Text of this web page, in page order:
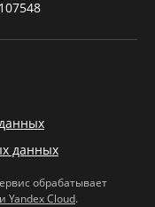
данных
обрабатывает
Yandex Cloud.